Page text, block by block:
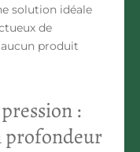
solution idéale
de
aucun produit
:
profondeur